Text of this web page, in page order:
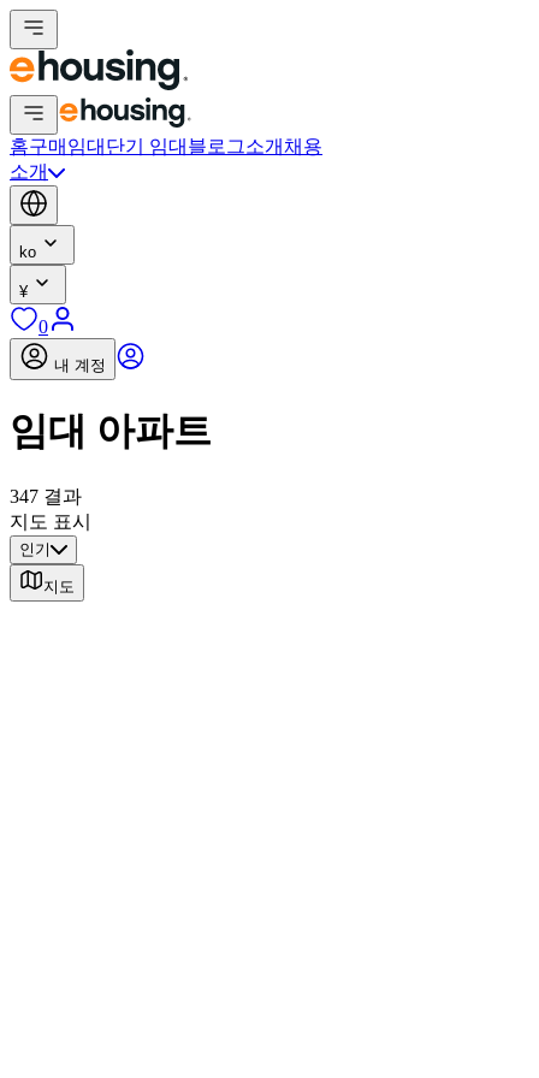
홈구매 임대 단기 임대 블로그소개 채용
소개
ko
¥
0
내 계정
임대 아파트
347 결과
지도 표시
인기
지도